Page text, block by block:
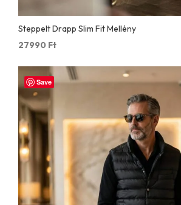
Steppelt Drapp Slim Fit Mellény
27990 Ft
Save